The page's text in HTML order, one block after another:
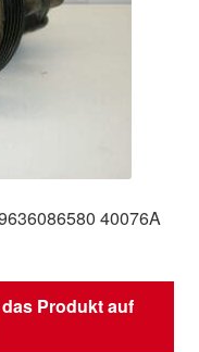
40076A
Produkt auf